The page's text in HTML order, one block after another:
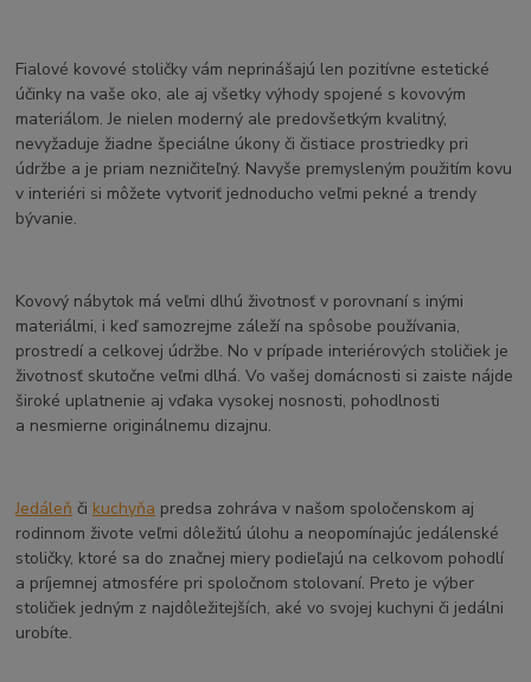
Fialové kovové stoličky vám neprinášajú len pozitívne estetické
účinky na vaše oko, ale aj všetky výhody spojené s kovovým
materiálom. Je nielen moderný ale predovšetkým kvalitný,
nevyžaduje žiadne špeciálne úkony či čistiace prostriedky pri
údržbe a je priam nezničiteľný. Navyše premysleným použitím kovu
v interiéri si môžete vytvoriť jednoducho veľmi pekné a trendy
bývanie.
Kovový nábytok má veľmi dlhú životnosť v porovnaní s inými
materiálmi, i keď samozrejme záleží na spôsobe používania,
prostredí a celkovej údržbe. No v prípade interiérových stoličiek je
životnosť skutočne veľmi dlhá. Vo vašej domácnosti si zaiste nájde
široké uplatnenie aj vďaka vysokej nosnosti, pohodlnosti
a nesmierne originálnemu dizajnu.
Jedáleň či kuchyňa predsa zohráva v našom spoločenskom aj
rodinnom živote veľmi dôležitú úlohu a neopomínajúc jedálenské
stoličky, ktoré sa do značnej miery podieľajú na celkovom pohodlí
a príjemnej atmosfére pri spoločnom stolovaní. Preto je výber
stoličiek jedným z najdôležitejších, aké vo svojej kuchyni či jedálni
urobíte.